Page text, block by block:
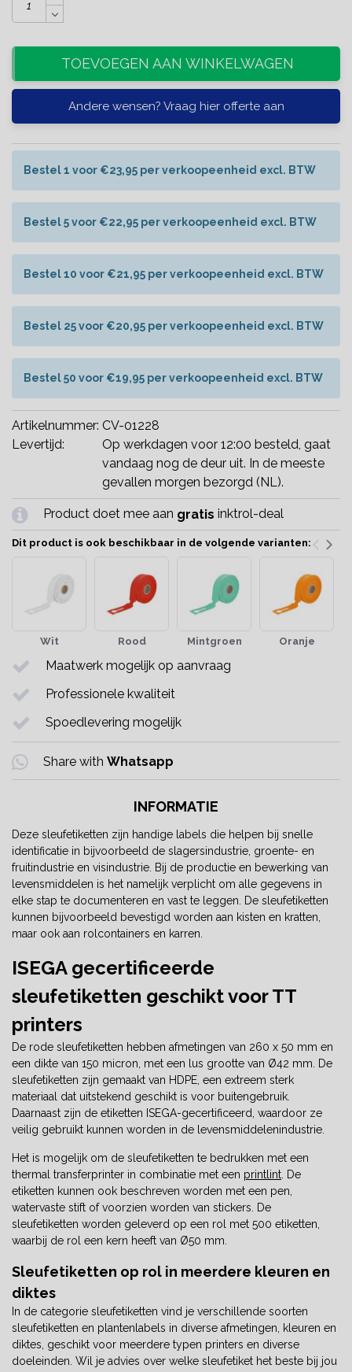
TOEVOEGEN AAN WINKELWAGEN
Andere wensen? Vraag hier offerte aan
Bestel 1 voor €23,95 per verkoopeenheid excl. BTW
Bestel 5 voor €22,95 per verkoopeenheid excl. BTW
Bestel 10 voor €21,95 per verkoopeenheid excl. BTW
Bestel 25 voor €20,95 per verkoopeenheid excl. BTW
Bestel 50 voor €19,95 per verkoopeenheid excl. BTW
Artikelnummer: CV-01228
Levertijd:
Op werkdagen voor 12:00 besteld, gaat
vandaag nog de deur uit. In de meeste
gevallen morgen bezorgd (NL).
Product doet mee aan gratis inktrol-deal
Dit product is ook beschikbaar in de volgende varianten:
Wit Rood Mintgroen Oranje
Maatwerk mogelijk op aanvraag
Professionele kwaliteit
Spoedlevering mogelijk
Share with Whatsapp
INFORMATIE
Deze sleufetiketten zijn handige labels die helpen bij snelle
identificatie in bijvoorbeeld de slagersindustrie, groente- en
fruitindustrie en visindustrie. Bij de productie en bewerking van
levensmiddelen is het namelijk verplicht om alle gegevens in
elke stap te documenteren en vast te leggen. De sleufetiketten
kunnen bijvoorbeeld bevestigd worden aan kisten en kratten,
maar ook aan rolcontainers en karren.
ISEGA gecertificeerde
sleufetiketten geschikt voor TT
printers
De rode sleufetiketten hebben afmetingen van 260 x 50 mm en
een dikte van 150 micron, met een lus grootte van Ø42 mm. De
sleufetiketten zijn gemaakt van HDPE, een extreem sterk
materiaal dat uitstekend geschikt is voor buitengebruik.
Daarnaast zijn de etiketten ISEGA-gecertificeerd, waardoor ze
veilig gebruikt kunnen worden in de levensmiddelenindustrie.
Het is mogelijk om de sleufetiketten te bedrukken met een
thermal transferprinter in combinatie met een printlint . De
etiketten kunnen ook beschreven worden met een pen,
watervaste stift of voorzien worden van stickers. De
sleufetiketten worden geleverd op een rol met 500 etiketten,
waarbij de rol een kern heeft van Ø50 mm.
Sleufetiketten op rol in meerdere kleuren en
diktes
In de categorie sleufetiketten vind je verschillende soorten
sleufetiketten en plantenlabels in diverse afmetingen, kleuren en
diktes, geschikt voor meerdere typen printers en diverse
doeleinden. Wil je advies over welke sleufetiket het beste bij jou